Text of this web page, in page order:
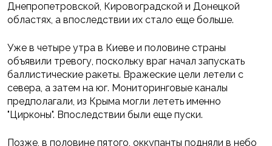
Днепропетровской, Кировоградской и Донецкой
областях, а впоследствии их стало еще больше.
Уже в четыре утра в Киеве и половине страны
объявили тревогу, поскольку враг начал запускать
баллистические ракеты. Вражеские цели летели с
севера, а затем на юг. Мониторинговые каналы
предполагали, из Крыма могли лететь именно
"Цирконы". Впоследствии были еще пуски.
Позже, в половине пятого, оккупанты подняли в небо